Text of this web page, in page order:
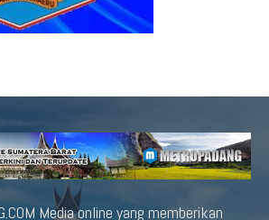
Media online yang memberikan